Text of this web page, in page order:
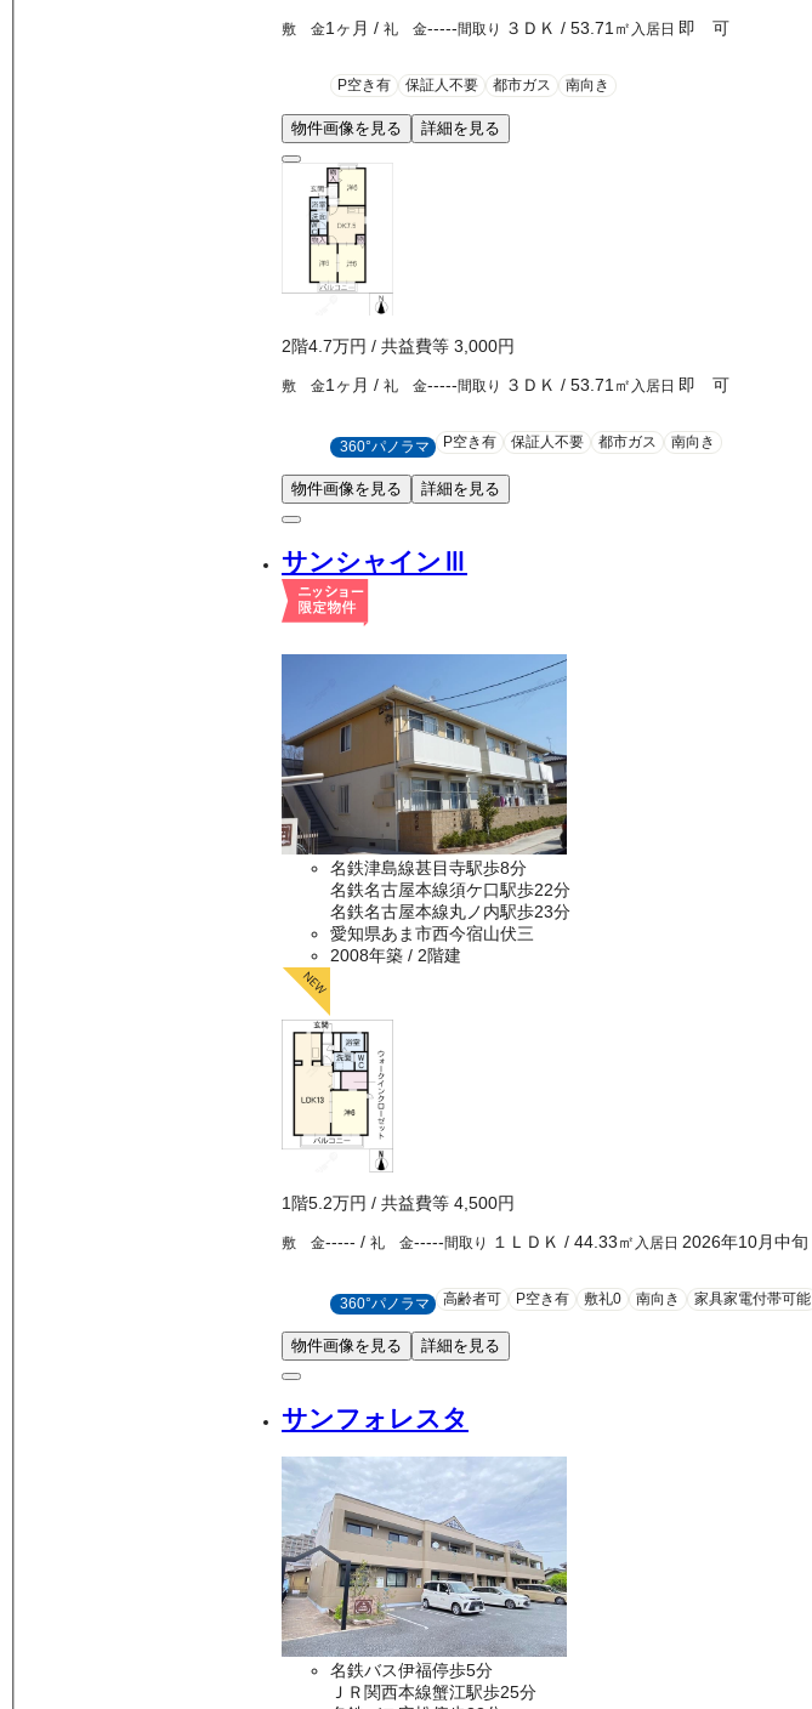
敷 金1ヶ月 / 礼 金-----間取り ３ＤＫ / 53.71㎡ 入居日 即 可
P空き有 保証人不要 都市ガス 南向き
物件画像を見る 詳細を見る
2階4.7万円 / 共益費等 3,000円
敷 金1ヶ月 / 礼 金-----間取り ３ＤＫ / 53.71㎡ 入居日 即 可
360°パノラマ P空き有 保証人不要 都市ガス 南向き
物件画像を見る 詳細を見る
サンシャインⅢ
名鉄津島線甚目寺駅歩8分
名鉄名古屋本線須ケ口駅歩22分
名鉄名古屋本線丸ノ内駅歩23分
愛知県あま市西今宿山伏三
2008年築 / 2階建
1階5.2万円 / 共益費等 4,500円
敷 金----- / 礼 金-----間取り １ＬＤＫ / 44.33㎡ 入居日 2026年10月中旬
360°パノラマ 高齢者可 P空き有 敷礼0 南向き 家具家電付帯可能
物件画像を見る 詳細を見る
サンフォレスタ
名鉄バス伊福停歩5分
ＪＲ関西本線蟹江駅歩25分